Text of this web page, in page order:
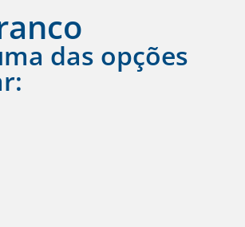
das opções